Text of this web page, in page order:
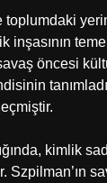
öncesi
kimlik